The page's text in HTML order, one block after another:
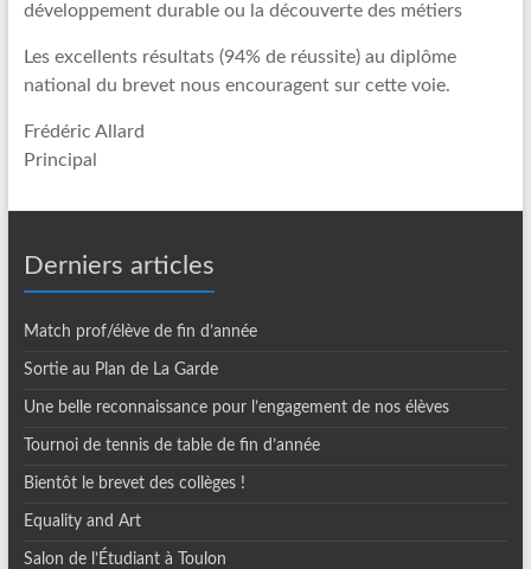
développement durable ou la découverte des métiers
Les excellents résultats (94% de réussite) au diplôme
national du brevet nous encouragent sur cette voie.
Frédéric Allard
Principal
Derniers articles
Match prof/élève de fin d’année
Sortie au Plan de La Garde
Une belle reconnaissance pour l’engagement de nos élèves
Tournoi de tennis de table de fin d’année
Bientôt le brevet des collèges !
Equality and Art
Salon de l’Étudiant à Toulon